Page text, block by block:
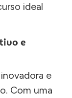
ideal
e
e
Com uma